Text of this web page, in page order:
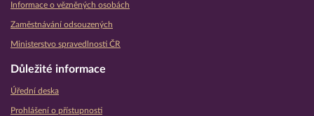
Informace o vězněných osobách
Zaměstnávání odsouzených
Ministerstvo spravedlnosti ČR
Důležité informace
Úřední deska
Prohlášení o přístupnosti